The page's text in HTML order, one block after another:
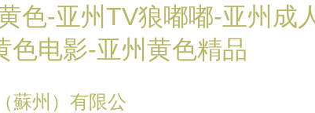
色-亚州TV狼嘟嘟-亚州
色电影-亚州黄色精品
蘇州）有限公